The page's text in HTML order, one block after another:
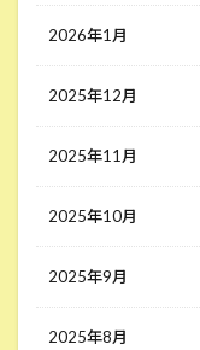
2026年1月
2025年12月
2025年11月
2025年10月
2025年9月
2025年8月